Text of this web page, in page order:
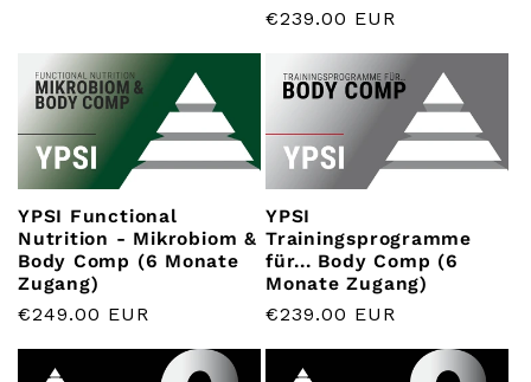
Normaler
€239.00 EUR
YPSI Functional
Nutrition - Mikrobiom &
Body Comp (6 Monate
Zugang)
Normaler
€249.00 EUR
YPSI
Trainingsprogramme
für... Body Comp (6
Monate Zugang)
Normaler
€239.00 EUR